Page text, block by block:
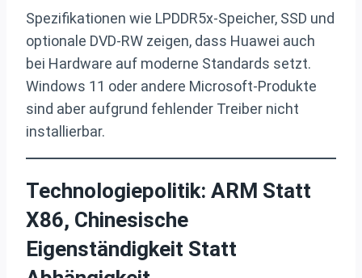
Spezifikationen wie LPDDR5x-Speicher, SSD und
optionale DVD-RW zeigen, dass Huawei auch
bei Hardware auf moderne Standards setzt.
Windows 11 oder andere Microsoft-Produkte
sind aber aufgrund fehlender Treiber nicht
installierbar.
Technologiepolitik: ARM Statt
X86, Chinesische
Eigenständigkeit Statt